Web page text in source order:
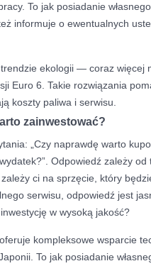
To jak posiadanie
informuje o ewentualnych
ekologii — coraz więcej
Euro 6. Takie rozwiązania
koszty paliwa i serwisu.
zainwestować?
„Czy naprawdę warto
Odpowiedź zależy
ci na sprzęcie, który
serwisu, odpowiedź jest
w wysoką jakość?
kompleksowe wsparcie
To jak posiadanie